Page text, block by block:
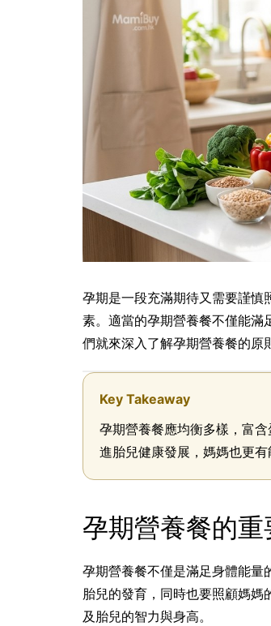
孕期是一段充滿期待又需要謹慎
素。適當的孕期營養餐不僅能滿
們就來深入了解孕期營養餐的原
Key Takeaway
孕期營養餐應均衡多樣，富
進胎兒健康發展，媽媽也更
孕期營養餐的重
孕期營養餐不僅是滿足身體能量
胎兒的發育，同時也要照顧媽媽
及胎兒的智力與身高。